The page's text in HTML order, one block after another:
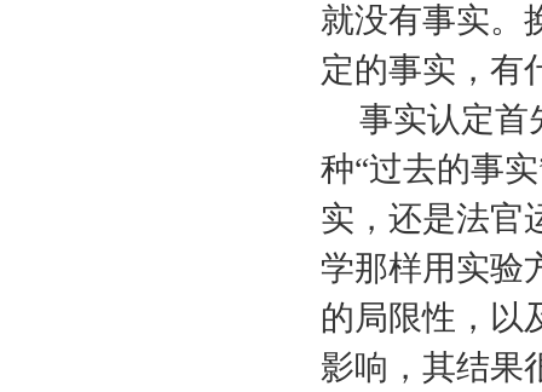
就没有事实。
定的事实，有
事实认定首
种“过去的事
实，还是法官
学那样用实验
的局限性，以
影响，其结果